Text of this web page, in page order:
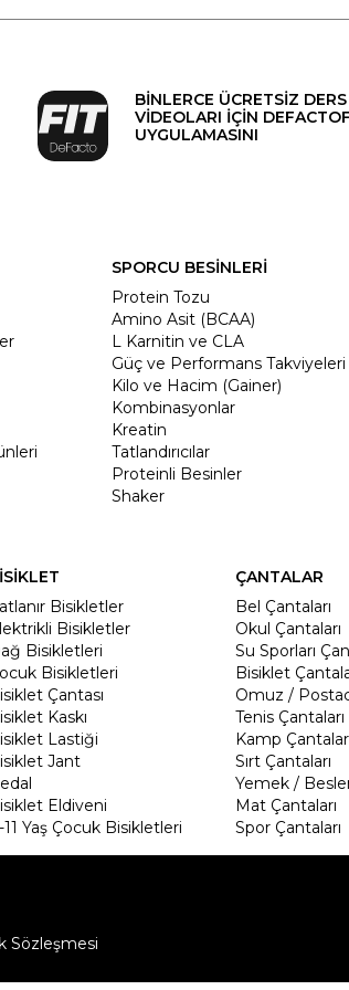
BİNLERCE ÜCRETSİZ
VİDEOLARI İÇİN
UYGULAMASINI
SPORCU BESİNLERİ
Protein Tozu
Amino Asit (BCAA)
L Karnitin ve CLA
Güç ve Performans Takviyeleri
Kilo ve Hacim (Gainer)
Kombinasyonlar
Kreatin
Tatlandırıcılar
Proteinli Besinler
Shaker
Bisikletler
Bisikletler
Bisikletleri
Bisikletleri
Çantası
Kaskı
Lastiği
Jant
Eldiveni
11 Yaş Çocuk Bisikletleri
ÇANTALAR
Bel Çantaları
Okul Çantaları
Su Sporları
Bisiklet
Omuz /
Tenis Çantaları
Kamp
Sırt Çantaları
Yemek /
Mat Çantaları
Spor Çantaları
Sözleşmesi